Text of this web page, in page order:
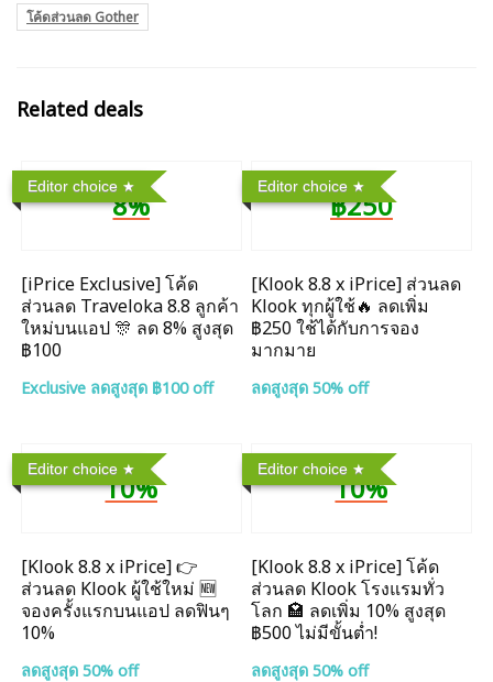
โค้ดส่วนลด Gother
Related deals
Editor choice
8%
[iPrice Exclusive] โค้ด
ส่วนลด Traveloka 8.8 ลูกค้า
ใหม่บนแอป 🎊 ลด 8% สูงสุด​
฿100
Exclusive ลดสูงสุด ฿100 off
Editor choice
฿250
[Klook 8.8 x iPrice] ส่วนลด
Klook ทุกผู้ใช้🔥 ลดเพิ่ม
฿250 ใช้ได้กับการจอง
มากมาย
ลดสูงสุด 50% off
Editor choice
10%
[Klook 8.8 x iPrice] 👉
ส่วนลด Klook ผู้ใช้ใหม่ 🆕
จองครั้งแรกบนแอป ลดฟินๆ
10%
ลดสูงสุด 50% off
Editor choice
10%
[Klook 8.8 x iPrice] โค้ด
ส่วนลด Klook โรงแรมทั่ว
โลก 🏩 ลดเพิ่ม 10% สูงสุด
฿500 ไม่มีขั้นต่ำ!
ลดสูงสุด 50% off